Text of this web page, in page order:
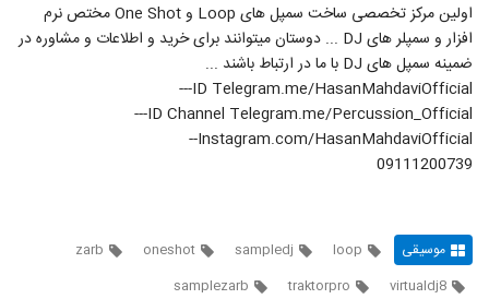
اولین مرکز تخصصی ساخت سمپل های Loop و One Shot مختص نرم
افزار و سمپلر های DJ ... دوستان میتوانند برای خرید و اطلاعات و مشاوره در
ضمینه سمپل های DJ با ما در ارتباط باشند ...
ID Telegram.me/HasanMahdaviOfficial---
ID Channel Telegram.me/Percussion_Official---
Instagram.com/HasanMahdaviOfficial--
09111200739
موسیقی loop
sampledj
oneshot
zarb
virtualdj8
traktorpro
samplezarb